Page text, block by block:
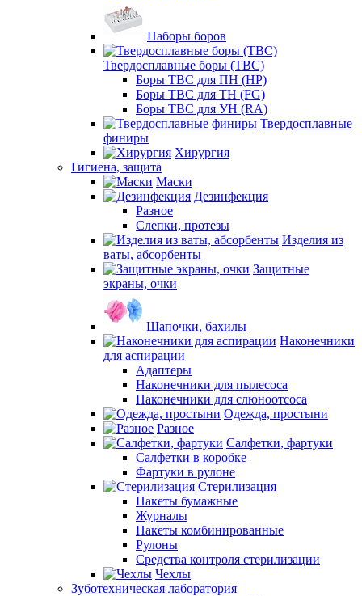
Наборы боров
Твердосплавные боры (ТВС)
Боры ТВС для ПН (HP)
Боры ТВС для ТН (FG)
Боры ТВС для УН (RA)
Твердосплавные
финиры
Хирургия
Гигиена, защита
Маски
Дезинфекция
Разное
Слепки, протезы
Изделия из
ваты, абсорбенты
Защитные
экраны, очки
Шапочки, бахилы
Наконечники
для аспирации
Адаптеры
Наконечники для пылесоса
Наконечники для слюноотсоса
Одежда, простыни
Разное
Салфетки, фартуки
Салфетки в коробке
Фартуки в рулоне
Стерилизация
Пакеты бумажные
Журналы
Пакеты комбинированные
Рулоны
Средства контроля стерилизации
Чехлы
Зуботехническая лаборатория